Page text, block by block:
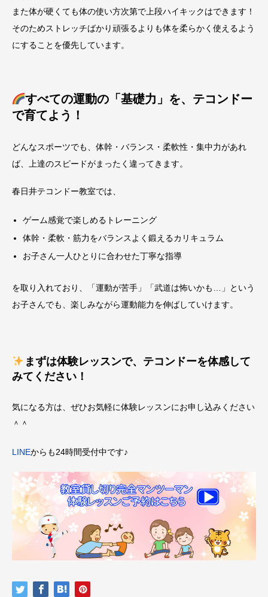
また体が硬くても体の使い方次第で上段ハイキックはできます！
そのためストレッチばかり頑張るよりも体を柔らかく使えるよう
にすることを優先しています。
すべての運動の「基礎力」を、テコンドー
で育てよう！
どんなスポーツでも、体幹・バランス・柔軟性・集中力があれ
ば、上達のスピードがまったく違ってきます。
春日井テコンドー教室では、
ゲーム感覚で楽しめるトレーニング
体幹・柔軟・筋力をバランスよく鍛えるカリキュラム
お子さん一人ひとりに合わせた丁寧な指導
を取り入れており、「運動が苦手」「武道は怖いかも…」という
お子さんでも、楽しみながら運動能力を伸ばしていけます。
まずは体験レッスンで、テコンドーを体感して
みてください！
気になる方は、ぜひお気軽に体験レッスンにお申し込みください
＾＾
LINEからも24時間受付中です♪